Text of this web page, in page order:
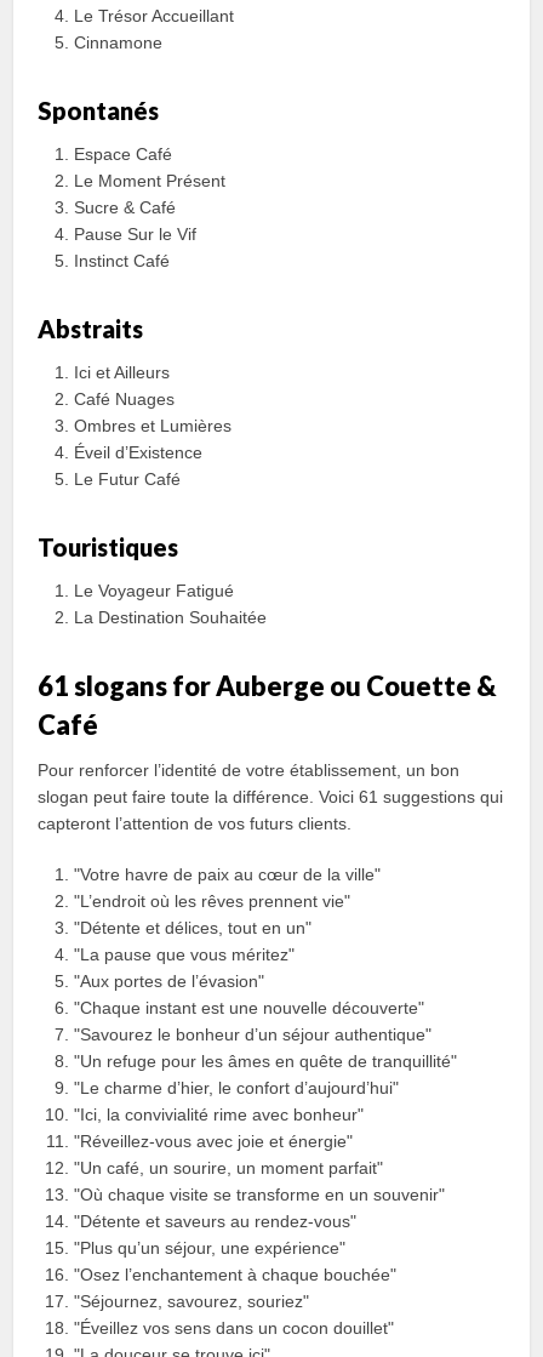
Le Trésor Accueillant
Cinnamone
Spontanés
Espace Café
Le Moment Présent
Sucre & Café
Pause Sur le Vif
Instinct Café
Abstraits
Ici et Ailleurs
Café Nuages
Ombres et Lumières
Éveil d’Existence
Le Futur Café
Touristiques
Le Voyageur Fatigué
La Destination Souhaitée
61 slogans for Auberge ou Couette &
Café
Pour renforcer l’identité de votre établissement, un bon
slogan peut faire toute la différence. Voici 61 suggestions qui
capteront l’attention de vos futurs clients.
"Votre havre de paix au cœur de la ville"
"L’endroit où les rêves prennent vie"
"Détente et délices, tout en un"
"La pause que vous méritez"
"Aux portes de l’évasion"
"Chaque instant est une nouvelle découverte"
"Savourez le bonheur d’un séjour authentique"
"Un refuge pour les âmes en quête de tranquillité"
"Le charme d’hier, le confort d’aujourd’hui"
"Ici, la convivialité rime avec bonheur"
"Réveillez-vous avec joie et énergie"
"Un café, un sourire, un moment parfait"
"Où chaque visite se transforme en un souvenir"
"Détente et saveurs au rendez-vous"
"Plus qu’un séjour, une expérience"
"Osez l’enchantement à chaque bouchée"
"Séjournez, savourez, souriez"
"Éveillez vos sens dans un cocon douillet"